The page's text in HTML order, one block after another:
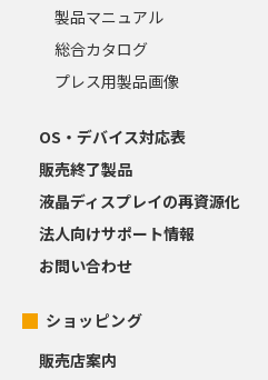
製品マニュアル
総合カタログ
プレス用製品画像
OS・デバイス対応表
販売終了製品
液晶ディスプレイの再資源化
法人向けサポート情報
お問い合わせ
ショッピング
販売店案内